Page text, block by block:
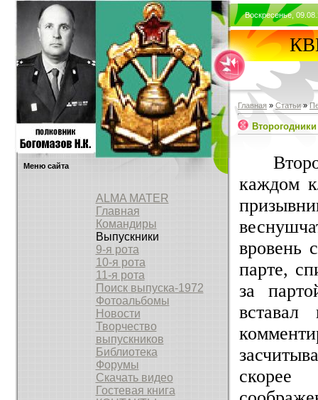
Меню сайта
ALMA MATER
Главная
Командиры
Выпускники
9-я рота
10-я рота
11-я рота
Поиск выпуска-1972
Фотоальбомы
Новости
Творчество
выпускников
Библиотека
Форумы
Скачать видео
Гостевая книга
Воскресенье,
Главная » Статьи »
Второгодники
каждом
вровень
парте,
за